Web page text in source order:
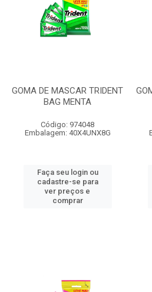
GOMA DE MASCAR TRIDENT
BAG MENTA
Código: 974048
Embalagem: 40X4UNX8G
Faça seu login ou
cadastre-se para
ver preços e
comprar